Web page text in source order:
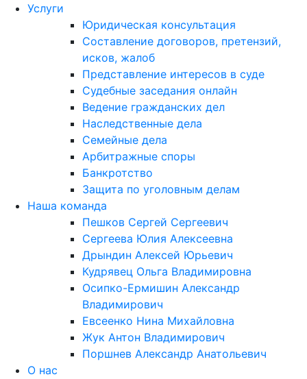
Услуги
Юридическая консультация
Составление договоров, претензий,
исков, жалоб
Представление интересов в суде
Судебные заседания онлайн
Ведение гражданских дел
Наследственные дела
Семейные дела
Арбитражные споры
Банкротство
Защита по уголовным делам
Наша команда
Пешков Сергей Сергеевич
Сергеева Юлия Алексеевна
Дрындин Алексей Юрьевич
Кудрявец Ольга Владимировна
Осипко-Ермишин Александр
Владимирович
Евсеенко Нина Михайловна
Жук Антон Владимирович
Поршнев Александр Анатольевич
О нас